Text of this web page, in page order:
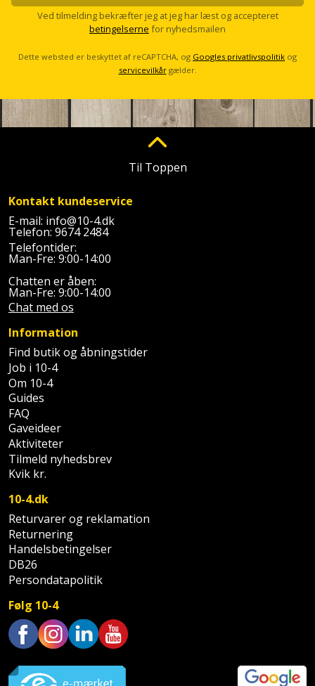
WinWin
Sav
Savklinge
Skruetrækker
Skruetvinge
Slibeartikler
og
rustopløser
Soldater
støtte
og
teleskopstøtte
Stålbørste
Stemmejern
Stige
Stillads
Tænger
Tagpapbrænder
Tapetværktøj
Klippeværktøj
Kombokit
Lader
Linjelaser
Loddekolbe
Luftværktøj
Måleinstrumenter
Malersprøjte
Mejselhammer
Multicutter
Multicuttertilbehør
Nedbrydningshammer
Overfræser
Overfræsertilbehør
Polermaskine
Rillefræser
Køkkenudstyr
Leg
Merchandise
Personlig
pleje
Plantekasser
Postkasse
Postkassestander
Prepping
Presenning
Redskabsskur
Rengøring
Shelter
Sikkerhed
i
hjemmet
Skadedyrsbekæmpelse
Skraldespandsskjuler
Skydelåge
o
Ved tilmelding bekræfter jeg at jeg har læst og accepteret
betingelserne for nyhedsmailen
Dette websted er beskyttet af reCAPTCHA, og Googles privatlivspolitik og
servicevilkårgælder.
Til Toppen
Kontakt kundeservice
E-mail: info@10-4.dk
Telefon: 9674 2484
Telefontider:
Man-Fre: 9:00-14:00
Chatten er åben:
Man-Fre: 9:00-14:00
Chat med os
Information
Find butik og åbningstider
Job i 10-4
Om 10-4
Guides
FAQ
Gaveideer
Aktiviteter
Tilmeld nyhedsbrev
Kvik kr.
10-4.dk
Returvarer og reklamation
Returnering
Handelsbetingelser
DB26
Persondatapolitik
Følg 10-4